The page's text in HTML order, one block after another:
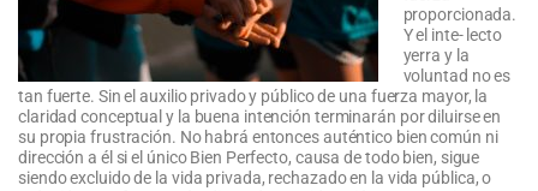
proporcionada.
Y el inte- lecto
yerra y la
voluntad no es
tan fuerte. Sin el auxilio privado y público de una fuerza mayor, la
claridad conceptual y la buena intención terminarán por diluirse en
su propia frustración. No habrá entonces auténtico bien común ni
dirección a él si el único Bien Perfecto, causa de todo bien, sigue
siendo excluido de la vida privada, rechazado en la vida pública, o